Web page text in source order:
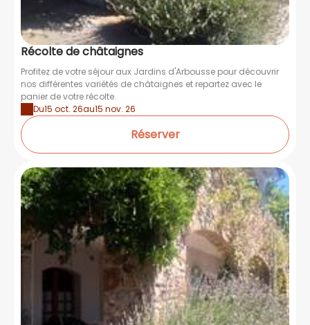
Récolte de châtaignes
Profitez de votre séjour aux Jardins d'Arbousse pour découvrir
nos différentes variétés de châtaignes et repartez avec le
panier de votre récolte.
Du15 oct. 26au15 nov. 26
Réserver